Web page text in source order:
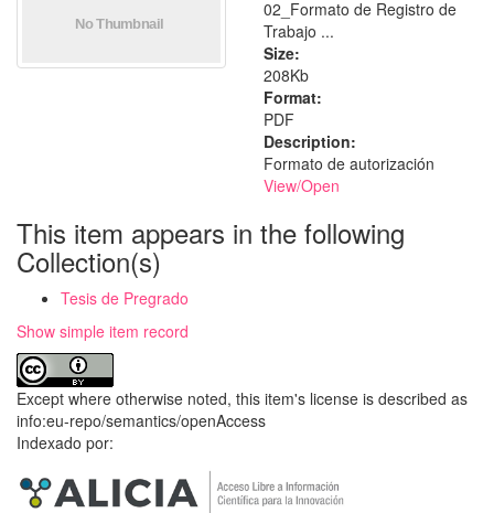
02_Formato de Registro de
Trabajo ...
Size:
208Kb
Format:
PDF
Description:
Formato de autorización
View/Open
This item appears in the following
Collection(s)
Tesis de Pregrado
Show simple item record
Except where otherwise noted, this item's license is described as
info:eu-repo/semantics/openAccess
Indexado por: